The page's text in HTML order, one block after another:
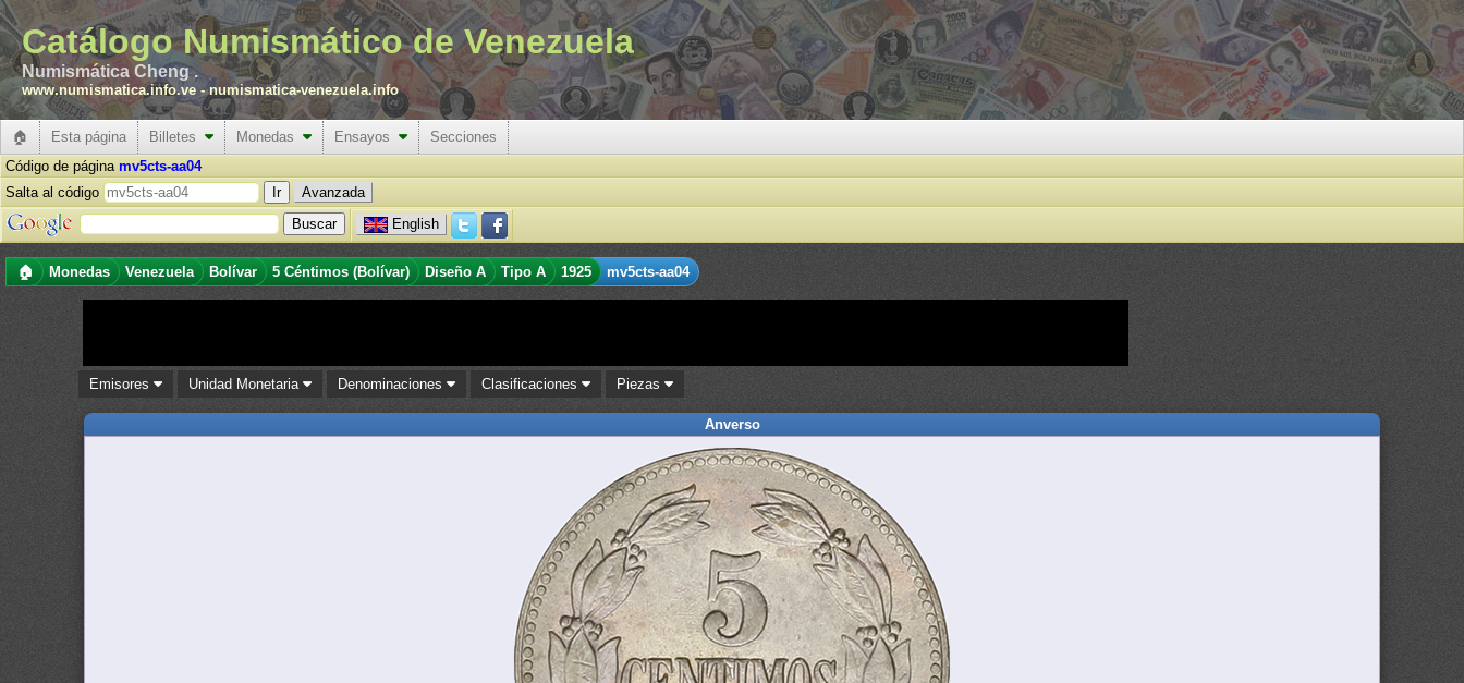
Catálogo Numismático de Venezuela
Numismática Cheng .
www.numismatica.info.ve -numismatica-venezuela.info
🏠 Esta página Billetes Monedas Ensayos
Secciones
Código de página mv5cts-aa04
Salta al código
Avanzada
English
🏠 Monedas Venezuela Bolívar 5 Céntimos (Bolívar) Diseño A Tipo A 1925 mv5cts-aa04
Emisores Unidad Monetaria Denominaciones Clasificaciones Piezas
Anverso